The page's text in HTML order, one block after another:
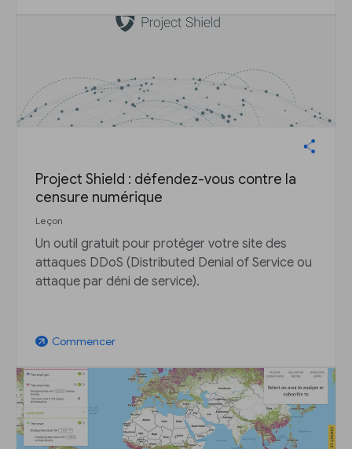
Project Shield : défendez-vous contre la
censure numérique
Leçon
Un outil gratuit pour protéger votre site des
attaques DDoS (Distributed Denial of Service ou
attaque par déni de service).
arrow_outward Commencer